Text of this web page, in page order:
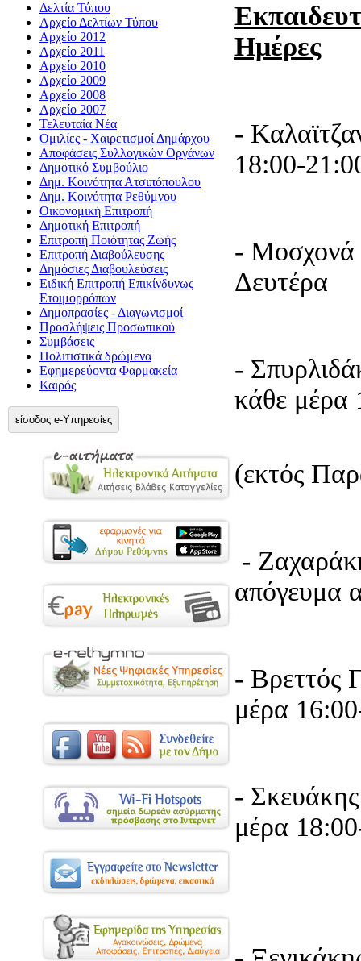
Δελτία Τύπου
Αρχείο Δελτίων Τύπου
Αρχείο 2012
Αρχείο 2011
Αρχείο 2010
Αρχείο 2009
Αρχείο 2008
Αρχείο 2007
Τελευταία Νέα
Ομιλίες - Χαιρετισμοί Δημάρχου
Αποφάσεις Συλλογικών Οργάνων
Δημοτικό Συμβούλιο
Δημ. Κοινότητα Ατσιπόπουλου
Δημ. Κοινότητα Ρεθύμνου
Οικονομική Επιτροπή
Δημοτική Επιτροπή
Επιτροπή Ποιότητας Ζωής
Επιτροπή Διαβούλευσης
Δημόσιες Διαβουλεύσεις
Ειδική Επιτροπή Επικίνδυνως
Ετοιμορρόπων
Δημοπρασίες - Διαγωνισμοί
Προσλήψεις Προσωπικού
Συμβάσεις
Πολιτιστικά δρώμενα
Εφημερεύοντα Φαρμακεία
Καιρός
είσοδος e-Υπηρεσίες
Ημέρες
-
18:00-
-
-
κάθε μέρα
(εκτός
-
απόγευμα
-
μέρα
-
μέρα